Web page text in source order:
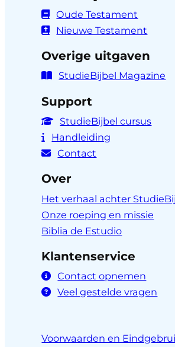
Oude Testament
Nieuwe Testament
Overige uitgaven
StudieBijbel Magazine
Support
StudieBijbel cursus
Handleiding
Contact
Over
Het verhaal achter
Onze roeping en missie
Biblia de Estudio
Klantenservice
Contact opnemen
Veel gestelde vragen
Voorwaarden en